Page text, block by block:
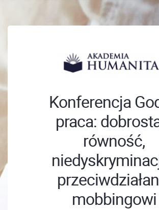
Konferencja
praca:
równość,
mobbingowi